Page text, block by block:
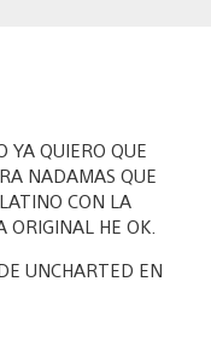
YA QUIERO QUE
NADAMAS QUE
CON LA
ORIGINAL HE OK.
UNCHARTED EN